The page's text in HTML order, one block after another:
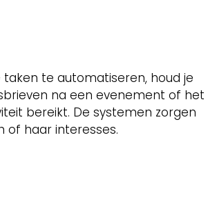
te automatiseren, houd je
na een evenement of het
bereikt. De systemen zorgen
of haar interesses.